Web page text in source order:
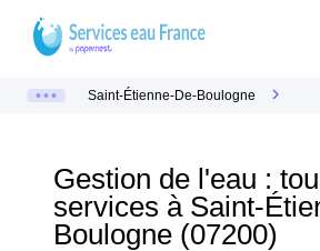
Saint-Étienne-De-Boulogne
Gestion de l'eau :
services à Saint-
Boulogne (07200)